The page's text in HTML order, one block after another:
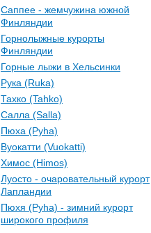
Саппее - жемчужина южной
Финляндии
Горнолыжные курорты
Финляндии
Горные лыжи в Хельсинки
Рука (Ruka)
Тахко (Tahko)
Салла (Salla)
Пюха (Pyha)
Вуокатти (Vuokatti)
Химос (Himos)
Луосто - очаровательный курорт
Лапландии
Пюхя (Pyha) - зимний курорт
широкого профиля